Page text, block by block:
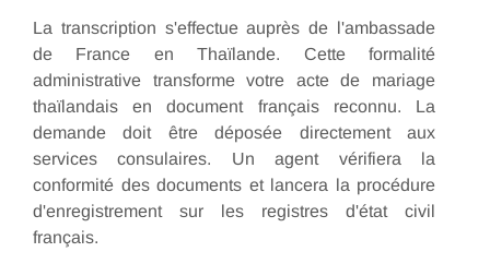
La transcription s'effectue auprès de l'ambassade
de France en Thaïlande. Cette formalité
administrative transforme votre acte de mariage
thaïlandais en document français reconnu. La
demande doit être déposée directement aux
services consulaires. Un agent vérifiera la
conformité des documents et lancera la procédure
d'enregistrement sur les registres d'état civil
français.